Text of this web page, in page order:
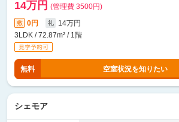
14万円 (管理費 3500円)
敷 0円 礼
14万円
3LDK / 72.87m² / 1階
無料 空室状況を知りたい
シェモア